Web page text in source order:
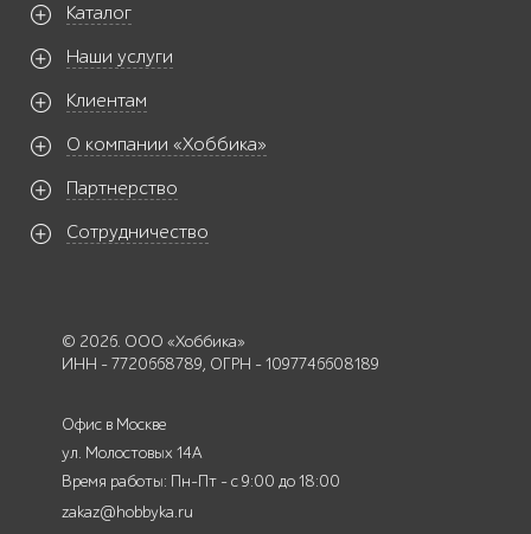
Каталог
Наши услуги
Клиентам
О компании «Хоббика»
Партнерство
Сотрудничество
© 2026. ООО «Хоббика»
ИНН - 7720668789, ОГРН - 1097746608189
Офис в Москве
ул. Молостовых 14А
Время работы: Пн-Пт - с 9:00 до 18:00
zakaz@hobbyka.ru